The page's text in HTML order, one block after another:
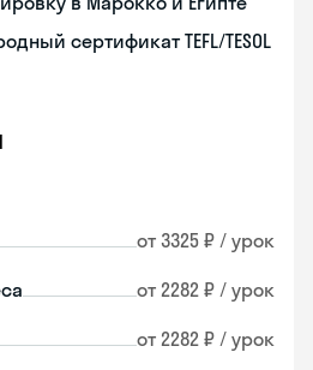
сертификат TEFL/TESOL
от 3325 ₽ / урок
от 2282 ₽ / урок
от 2282 ₽ / урок